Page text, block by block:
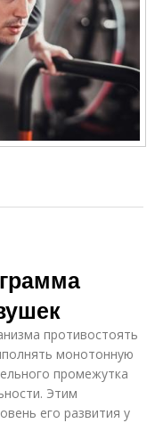
противостоять
монотонную
промежутка
Этим
его развития у